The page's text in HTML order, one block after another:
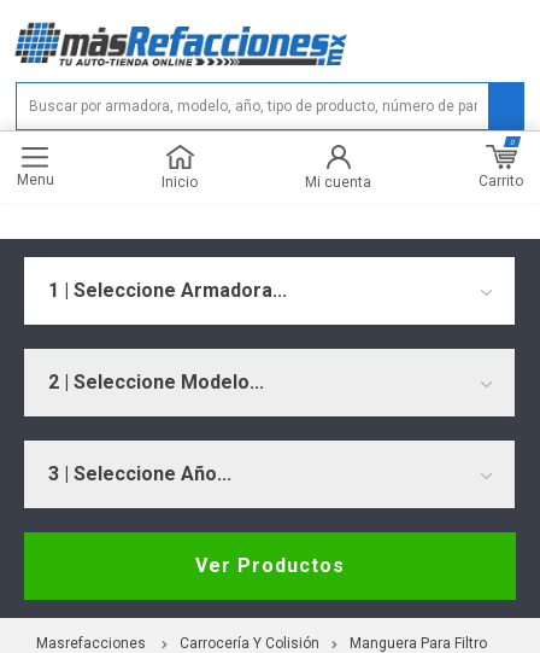
Menu Inicio Mi cuenta Carrito
0
1 | Seleccione Armadora...
2 | Seleccione Modelo...
3 | Seleccione Año...
Ver Productos
Masrefacciones Carrocería Y Colisión
Manguera Para Filtro